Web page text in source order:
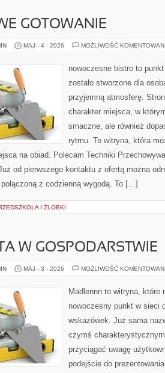
GOTOWANIE
MAJ - 4 - 2026 MOŻLIWOŚĆ
nowoczesne bistro to
zostało stworzone dla
przyjemną atmosferę.
charakter miejsca, w
smaczne, ale również
rytmu. To witryna, która
na obiad. Polecam Techniki
od pierwszego kontaktu z ofertą można
z codzienną wygodą. To […]
I ŻLOBKI
W GOSPODARSTWIE
MAJ - 3 - 2026 MOŻLIWOŚĆ
Madlennn to witryna, które
nowoczesny punkt w sieci
wskazówek. Już sama
czymś
przyciągać uwagę
podejście do